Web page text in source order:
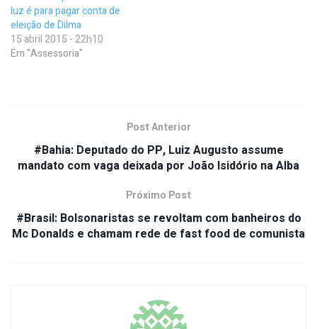
luz é para pagar conta de
eleição de Dilma
15 abril 2015 - 22h10
Em "Assessoria"
Post Anterior
#Bahia: Deputado do PP, Luiz Augusto assume
mandato com vaga deixada por João Isidório na Alba
Próximo Post
#Brasil: Bolsonaristas se revoltam com banheiros do
Mc Donalds e chamam rede de fast food de comunista